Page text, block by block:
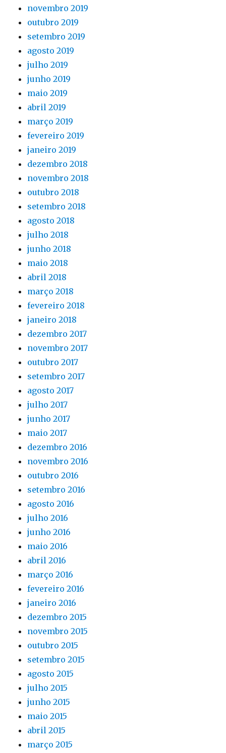
novembro 2019
outubro 2019
setembro 2019
agosto 2019
julho 2019
junho 2019
maio 2019
abril 2019
março 2019
fevereiro 2019
janeiro 2019
dezembro 2018
novembro 2018
outubro 2018
setembro 2018
agosto 2018
julho 2018
junho 2018
maio 2018
abril 2018
março 2018
fevereiro 2018
janeiro 2018
dezembro 2017
novembro 2017
outubro 2017
setembro 2017
agosto 2017
julho 2017
junho 2017
maio 2017
dezembro 2016
novembro 2016
outubro 2016
setembro 2016
agosto 2016
julho 2016
junho 2016
maio 2016
abril 2016
março 2016
fevereiro 2016
janeiro 2016
dezembro 2015
novembro 2015
outubro 2015
setembro 2015
agosto 2015
julho 2015
junho 2015
maio 2015
abril 2015
março 2015